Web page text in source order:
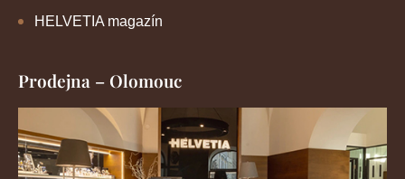
HELVETIA magazín
Prodejna – Olomouc